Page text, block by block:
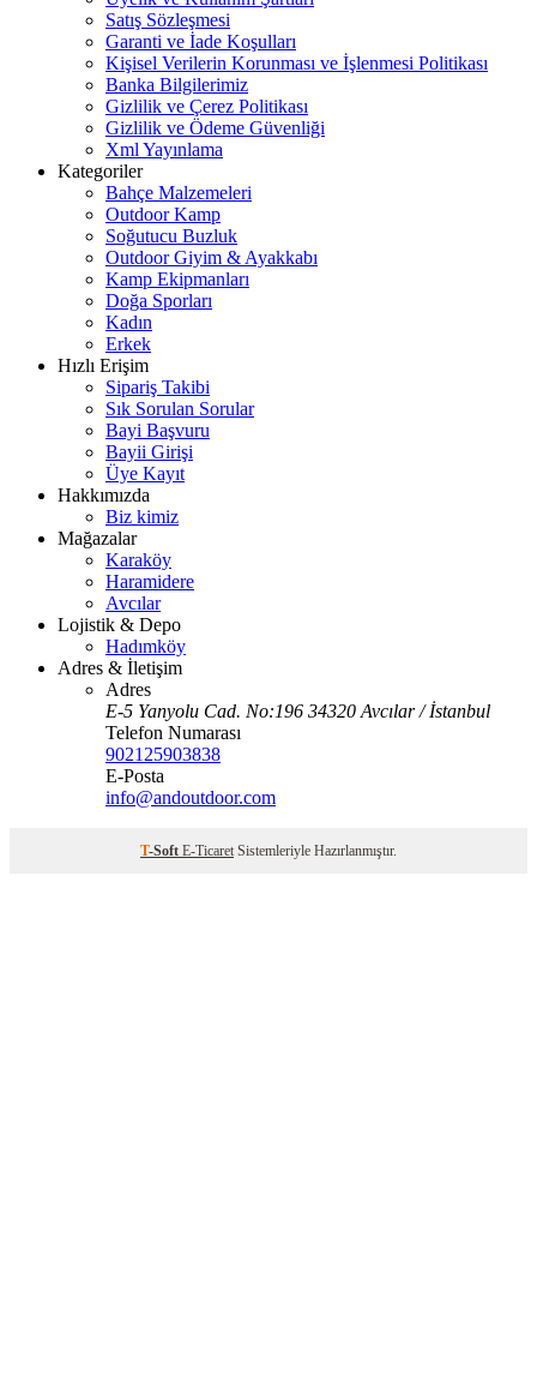
Satış Sözleşmesi
Garanti ve İade Koşulları
Kişisel Verilerin Korunması ve İşlenmesi Politikası
Banka Bilgilerimiz
Gizlilik ve Çerez Politikası
Gizlilik ve Ödeme Güvenliği
Xml Yayınlama
Kategoriler
Bahçe Malzemeleri
Outdoor Kamp
Soğutucu Buzluk
Outdoor Giyim & Ayakkabı
Kamp Ekipmanları
Doğa Sporları
Kadın
Erkek
Hızlı Erişim
Sipariş Takibi
Sık Sorulan Sorular
Bayi Başvuru
Bayii Girişi
Üye Kayıt
Hakkımızda
Biz kimiz
Mağazalar
Karaköy
Haramidere
Avcılar
Lojistik & Depo
Hadımköy
Adres & İletişim
Adres
E-5 Yanyolu Cad. No:196 34320 Avcılar / İstanbul
Telefon Numarası
902125903838
E-Posta
info@andoutdoor.com
T-Soft E-Ticaret Sistemleriyle Hazırlanmıştır.